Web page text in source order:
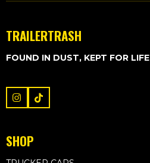
TRAILERTRASH
FOUND IN DUST, KEPT FOR LIFE
I
n
a
T
i
SHOP